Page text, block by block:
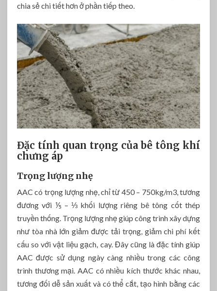
chia sẻ chi tiết hơn ở phần tiếp theo.
Đặc tính quan trọng của bê tông khí
chưng áp
Trọng lượng nhẹ
AAC có trọng lượng nhẹ, chỉ từ 450 – 750kg/m3, tương
đương với ⅕ – ⅓ khối lượng riêng bê tông cốt thép
truyền thống. Trọng lượng nhẹ giúp công trình xây dựng
như tòa nhà lớn giảm được tải trọng, giảm chi phí kết
cấu so với vật liệu gạch, cay. Đây cũng là đặc tính giúp
AAC được sử dụng ngày càng nhiều trong các công
trình thương mại. AAC có nhiều kích thước khác nhau,
tương đối dễ sản xuất và có thể cắt, tạo hình bằng các